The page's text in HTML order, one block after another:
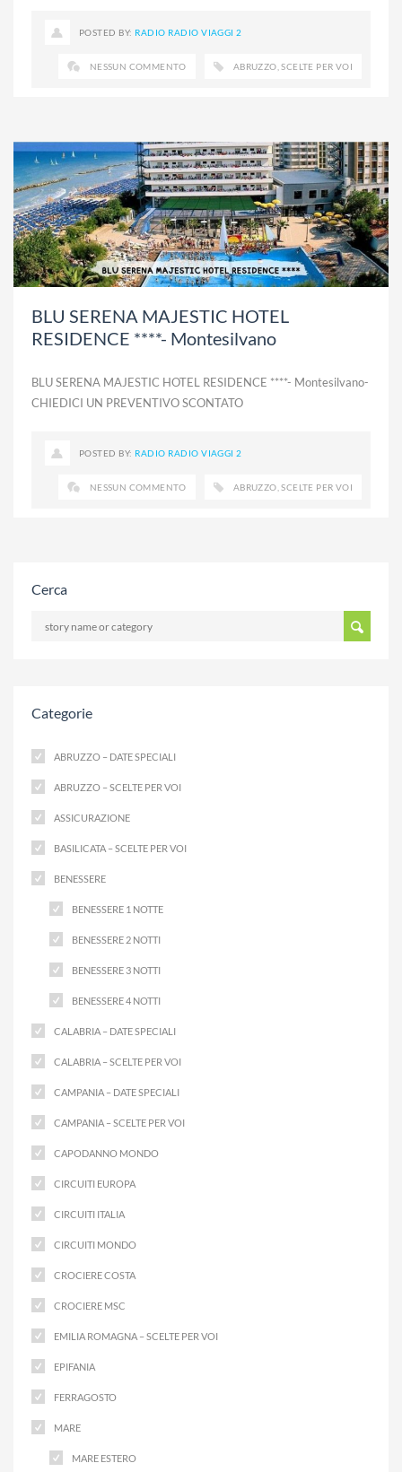
POSTED BY: RADIO RADIO VIAGGI 2
NESSUN COMMENTO ABRUZZO ,SCELTE PER VOI
BLU SERENA MAJESTIC HOTEL
RESIDENCE ****- Montesilvano
BLU SERENA MAJESTIC HOTEL RESIDENCE ****- Montesilvano-
CHIEDICI UN PREVENTIVO SCONTATO
POSTED BY: RADIO RADIO VIAGGI 2
NESSUN COMMENTO ABRUZZO,SCELTE PER VOI
Cerca
Categorie
ABRUZZO – DATE SPECIALI
ABRUZZO – SCELTE PER VOI
ASSICURAZIONE
BASILICATA – SCELTE PER VOI
BENESSERE
BENESSERE 1 NOTTE
BENESSERE 2 NOTTI
BENESSERE 3 NOTTI
BENESSERE 4 NOTTI
CALABRIA – DATE SPECIALI
CALABRIA – SCELTE PER VOI
CAMPANIA – DATE SPECIALI
CAMPANIA – SCELTE PER VOI
CAPODANNO MONDO
CIRCUITI EUROPA
CIRCUITI ITALIA
CIRCUITI MONDO
CROCIERE COSTA
CROCIERE MSC
EMILIA ROMAGNA – SCELTE PER VOI
EPIFANIA
FERRAGOSTO
MARE
MARE ESTERO